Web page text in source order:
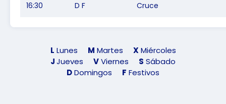
16:30 D F Cruce
L Lunes M Martes XMiércoles
JJueves VViernes S Sábado
DDomingos F Festivos